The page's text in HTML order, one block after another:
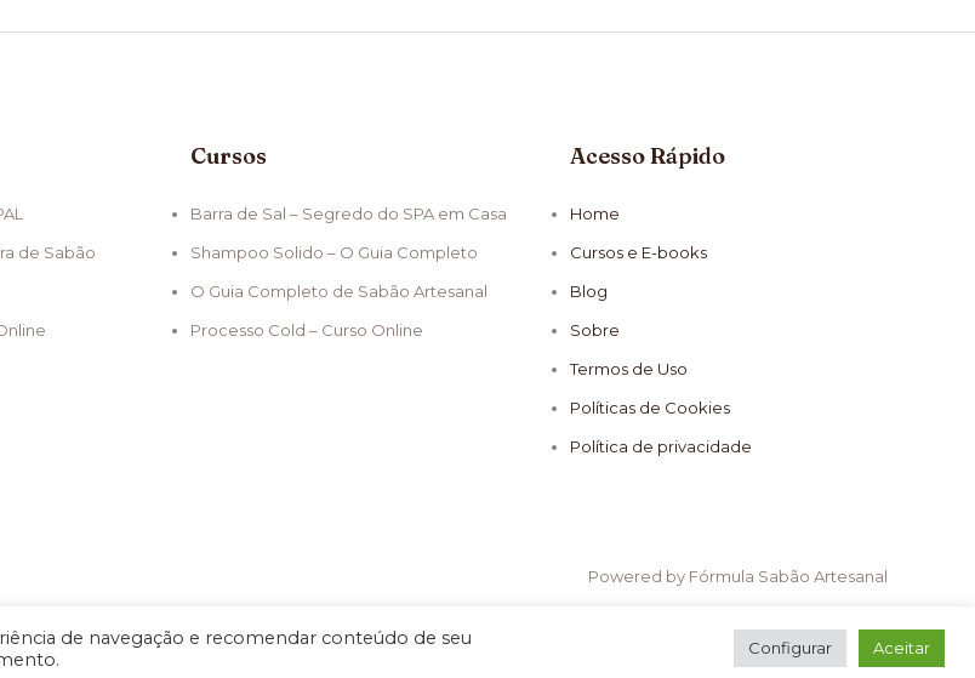
de Sabão
Cursos
Barra de Sal – Segredo do SPA em Casa
Shampoo Solido – O Guia Completo
O Guia Completo de Sabão Artesanal
Processo Cold – Curso Online
Acesso Rápido
Home
Cursos e E-books
Blog
Sobre
Termos de Uso
Políticas de Cookies
Política de privacidade
Powered by Fórmula Sabão Artesanal
de navegação e recomendar conteúdo de seu
Configurar Aceitar